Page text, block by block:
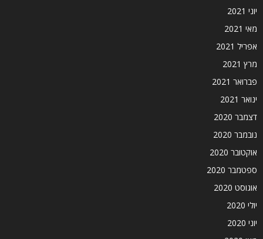
יוני 2021
מאי 2021
אפריל 2021
מרץ 2021
פברואר 2021
ינואר 2021
דצמבר 2020
נובמבר 2020
אוקטובר 2020
ספטמבר 2020
אוגוסט 2020
יולי 2020
יוני 2020